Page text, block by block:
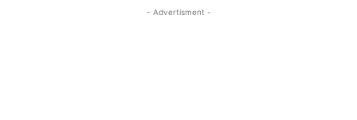
- Advertisment -